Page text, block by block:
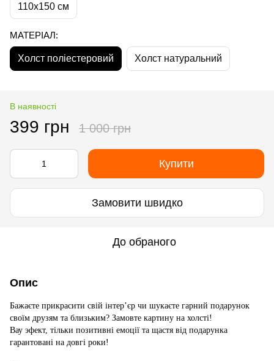
110х150 см
МАТЕРІАЛ:
Холст поліестеровий Холст натуральний
В наявності
399 грн 1 000 грн
Купити
Замовити швидко
До обраного
Опис
Бажаєте прикрасити свій інтер’єр чи шукаєте гарний подарунок
своїм друзям та близьким? Замовте картину на холсті!
Вау эфект, тільки позитивні емоції та щастя від подарунка
гарантовані на довгі роки!